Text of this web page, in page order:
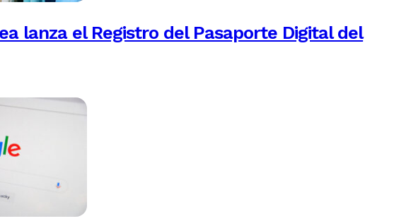
lanza el Registro del Pasaporte Digital del